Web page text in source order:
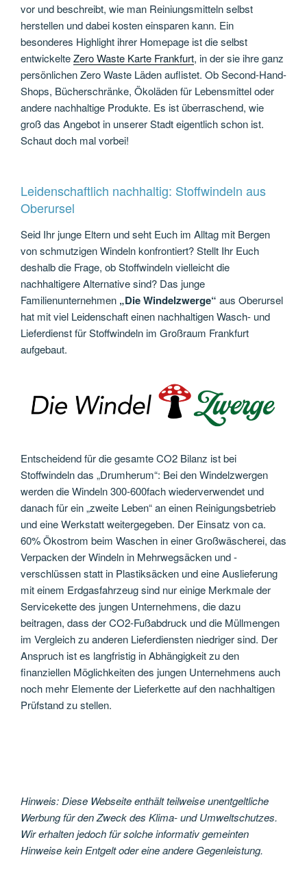
vor und beschreibt, wie man Reiniungsmitteln selbst
herstellen und dabei kosten einsparen kann. Ein
besonderes Highlight ihrer Homepage ist die selbst
entwickelteZero Waste Karte Frankfurt, in der sie ihre ganz
persönlichen Zero Waste Läden auflistet. Ob Second-Hand-
Shops, Bücherschränke, Ökoläden für Lebensmittel oder
andere nachhaltige Produkte. Es ist überraschend, wie
groß das Angebot in unserer Stadt eigentlich schon ist.
Schaut doch mal vorbei!
Leidenschaftlich nachhaltig: Stoffwindeln aus
Oberursel
Seid Ihr junge Eltern und seht Euch im Alltag mit Bergen
von schmutzigen Windeln konfrontiert? Stellt Ihr Euch
deshalb die Frage, ob Stoffwindeln vielleicht die
nachhaltigere Alternative sind? Das junge
Familienunternehmen „Die Windelzwerge“ aus Oberursel
hat mit viel Leidenschaft einen nachhaltigen Wasch- und
Lieferdienst für Stoffwindeln im Großraum Frankfurt
aufgebaut.
Entscheidend für die gesamte CO2 Bilanz ist bei
Stoffwindeln das „Drumherum“: Bei den Windelzwergen
werden die Windeln 300-600fach wiederverwendet und
danach für ein „zweite Leben“ an einen Reinigungsbetrieb
und eine Werkstatt weitergegeben. Der Einsatz von ca.
60% Ökostrom beim Waschen in einer Großwäscherei, das
Verpacken der Windeln in Mehrwegsäcken und -
verschlüssen statt in Plastiksäcken und eine Auslieferung
mit einem Erdgasfahrzeug sind nur einige Merkmale der
Servicekette des jungen Unternehmens, die dazu
beitragen, dass der CO2-Fußabdruck und die Müllmengen
im Vergleich zu anderen Lieferdiensten niedriger sind. Der
Anspruch ist es langfristig in Abhängigkeit zu den
finanziellen Möglichkeiten des jungen Unternehmens auch
noch mehr Elemente der Lieferkette auf den nachhaltigen
Prüfstand zu stellen.
Hinweis: Diese Webseite enthält teilweise unentgeltliche
Werbung für den Zweck des Klima- und Umweltschutzes.
Wir erhalten jedoch für solche informativ gemeinten
Hinweise kein Entgelt oder eine andere Gegenleistung.